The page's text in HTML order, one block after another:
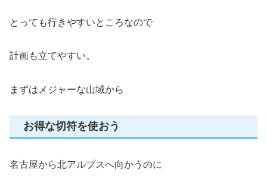
とっても行きやすいところなので
計画も立てやすい。
まずはメジャーな山域から
お得な切符を使おう
名古屋から北アルプスへ向かうのに